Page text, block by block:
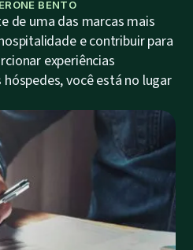
BENTO
de uma das marcas mais
e contribuir para
experiências
você está no lugar